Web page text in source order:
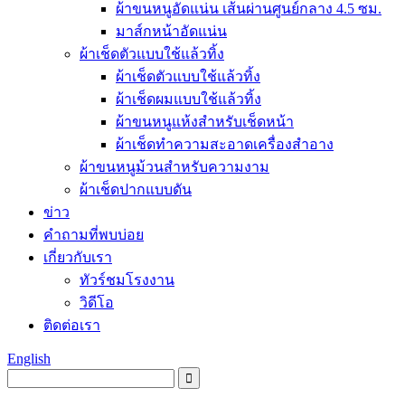
ผ้าขนหนูอัดแน่น เส้นผ่านศูนย์กลาง 4.5 ซม.
มาส์กหน้าอัดแน่น
ผ้าเช็ดตัวแบบใช้แล้วทิ้ง
ผ้าเช็ดตัวแบบใช้แล้วทิ้ง
ผ้าเช็ดผมแบบใช้แล้วทิ้ง
ผ้าขนหนูแห้งสำหรับเช็ดหน้า
ผ้าเช็ดทำความสะอาดเครื่องสำอาง
ผ้าขนหนูม้วนสำหรับความงาม
ผ้าเช็ดปากแบบดัน
ข่าว
คำถามที่พบบ่อย
เกี่ยวกับเรา
ทัวร์ชมโรงงาน
วิดีโอ
ติดต่อเรา
English